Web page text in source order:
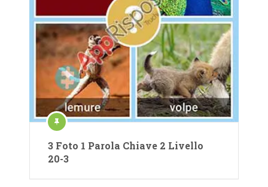
3 Foto 1 Parola Chiave 2 Livello
20-3